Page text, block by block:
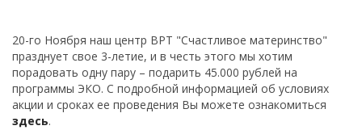
20-го Ноября наш центр ВРТ "Счастливое материнство"
празднует свое 3-летие, и в честь этого мы хотим
порадовать одну пару – подарить 45.000 рублей на
программы ЭКО. С подробной информацией об условиях
акции и сроках ее проведения Вы можете ознакомиться
здесь.